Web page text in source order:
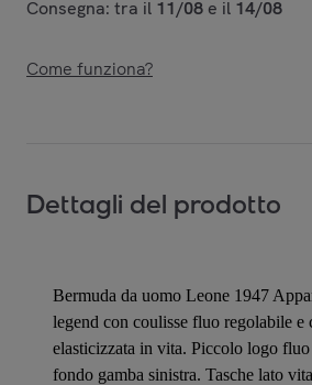
Consegna: tra il 11/08 e il 14/08
Come funziona?
Dettagli del prodotto
Bermuda da uomo Leone 1947
legend con coulisse fluo regolabile e
elasticizzata in vita. Piccolo logo
fondo gamba sinistra. Tasche lato